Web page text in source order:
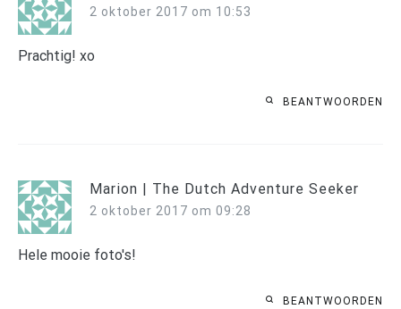
2 oktober 2017 om 10:53
Prachtig! xo
BEANTWOORDEN
Marion | The Dutch Adventure Seeker
2 oktober 2017 om 09:28
Hele mooie foto's!
BEANTWOORDEN